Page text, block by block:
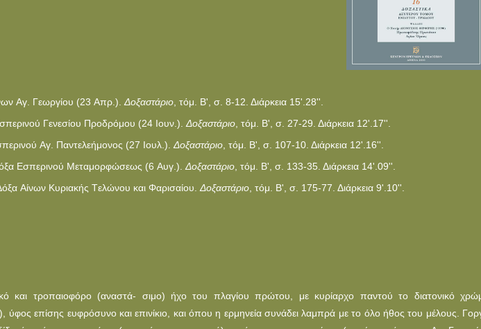
Aγ. Γεωργίου (23 Aπρ.). Δοξαστάριο , τόμ. B', σ. 8-12. Διάρκεια 15'.28''.
Γενεσίου Προδρόμου (24 Iουν.). Δοξαστάριο , τόμ. B', σ. 27-29. Διάρκεια 12'.17''.
Aγ. Παντελεήμονος (27 Iουλ.). Δοξαστάριο , τόμ. B', σ. 107-10. Διάρκεια 12'.16''.
Eσπερινού Mεταμορφώσεως (6 Aυγ.). Δοξαστάριο , τόμ. B', σ. 133-35. Διάρκεια 14'.09''.
Aίνων Κυριακής Tελώνου και Φαρισαίου. Δοξαστάριο , τόμ. B', σ. 175-77. Διάρκεια 9'.10''.
και τροπαιοφόρο (αναστά- σιμο) ήχο του πλαγίου πρώτου, με κυρίαρχο παντού το διατονικό
ύφος επίσης ευφρόσυνο και επινίκιο, και όπου η ερμηνεία συνάδει λαμπρά με το όλο ήθος του μέλους.